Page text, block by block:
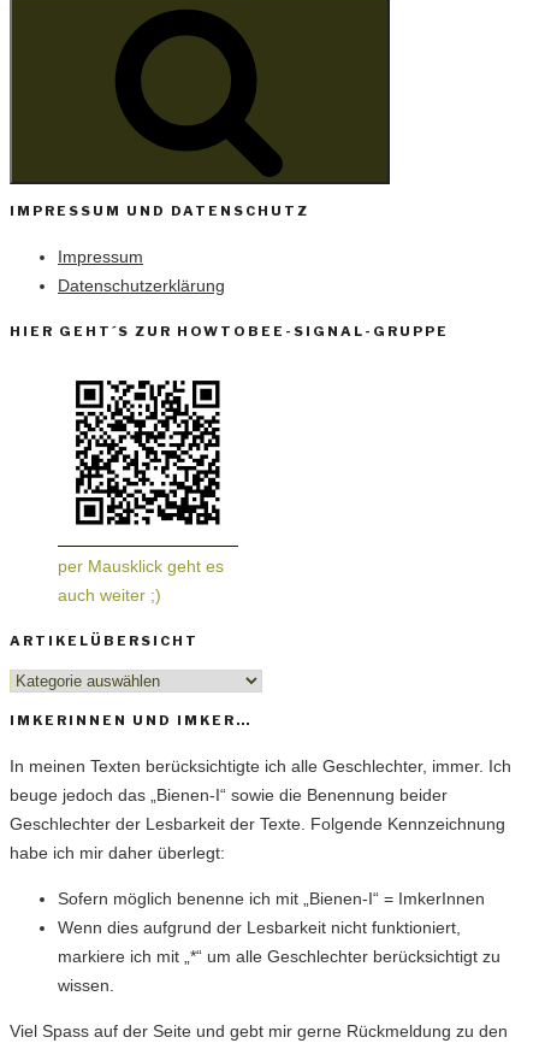
IMPRESSUM UND DATENSCHUTZ
Impressum
Datenschutzerklärung
HIER GEHT´S ZUR HOWTOBEE-SIGNAL-GRUPPE
per Mausklick geht es
auch weiter ;)
ARTIKELÜBERSICHT
Artikelübersicht
IMKERINNEN UND IMKER…
In meinen Texten berücksichtigte ich alle Geschlechter, immer. Ich
beuge jedoch das „Bienen-I“ sowie die Benennung beider
Geschlechter der Lesbarkeit der Texte. Folgende Kennzeichnung
habe ich mir daher überlegt:
Sofern möglich benenne ich mit „Bienen-I“ = ImkerInnen
Wenn dies aufgrund der Lesbarkeit nicht funktioniert,
markiere ich mit „*“ um alle Geschlechter berücksichtigt zu
wissen.
Viel Spass auf der Seite und gebt mir gerne Rückmeldung zu den